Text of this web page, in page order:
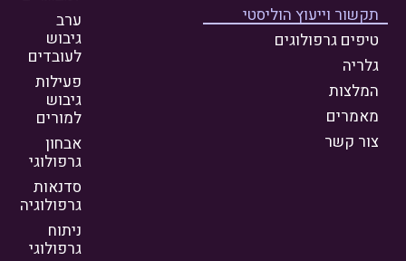
תקשור וייעוץ הוליסטי
טיפים גרפולוגים
גלריה
המלצות
מאמרים
צור קשר
גיבוש
לעובדים
פעילות
גיבוש
למורים
אבחון
גרפולוגי
סדנאות
גרפולוגיה
ניתוח
גרפולוגי